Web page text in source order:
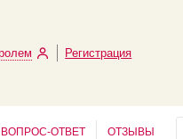
Регистрация
ВОПРОС-ОТВЕТ ОТЗЫВЫ